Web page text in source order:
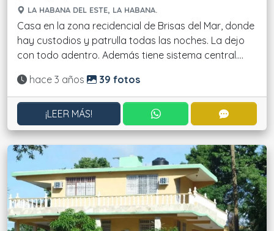
LA HABANA DEL ESTE, LA HABANA.
Casa en la zona recidencial de Brisas del Mar, donde
hay custodios y patrulla todas las noches. La dejo
con todo adentro. Además tiene sistema central....
Actualizado:
hace 3 años 39 fotos
¡LEER MÁS! CONTACTAR POR